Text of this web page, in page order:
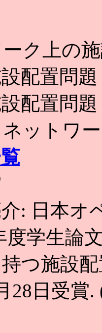
ク上の
配置問題
配置問題
ットワ
: 日本オ
度学生論
つ施設
28日受賞.